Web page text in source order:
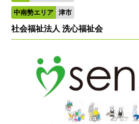
中南勢エリア 津市
社会福祉法人 洗心福祉会